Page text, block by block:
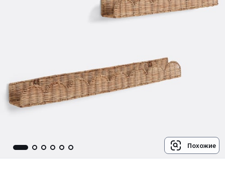
Похожие